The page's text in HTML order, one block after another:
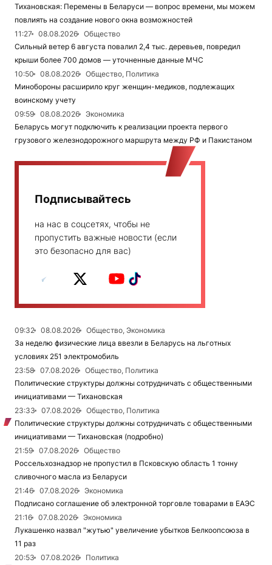
Тихановская: Перемены в Беларуси — вопрос времени, мы можем
повлиять на создание нового окна возможностей
11:27
08.08.2026
Общество
Сильный ветер 6 августа повалил 2,4 тыс. деревьев, повредил
крыши более 700 домов — уточненные данные МЧС
10:50
08.08.2026
Общество, Политика
Минобороны расширило круг женщин-медиков, подлежащих
воинскому учету
09:59
08.08.2026
Экономика
Беларусь могут подключить к реализации проекта первого
грузового железнодорожного маршрута между РФ и Пакистаном
Подписывайтесь
на нас в соцсетях, чтобы не
пропустить важные новости (если
это безопасно для вас)
09:32 08.08.2026
Общество, Экономика
За неделю физические лица ввезли в Беларусь на льготных
условиях 251 электромобиль
23:58
07.08.2026
Общество, Политика
Политические структуры должны сотрудничать с общественными
инициативами — Тихановская
23:33
07.08.2026
Общество, Политика
Политические структуры должны сотрудничать с общественными
инициативами — Тихановская (подробно)
21:59
07.08.2026
Общество
Россельхознадзор не пропустил в Псковскую область 1 тонну
сливочного масла из Беларуси
21:46
07.08.2026
Экономика
Подписано соглашение об электронной торговле товарами в ЕАЭС
21:16
07.08.2026
Экономика
Лукашенко назвал "жутью" увеличение убытков Белкоопсоюза в
11 раз
20:53
07.08.2026
Политика